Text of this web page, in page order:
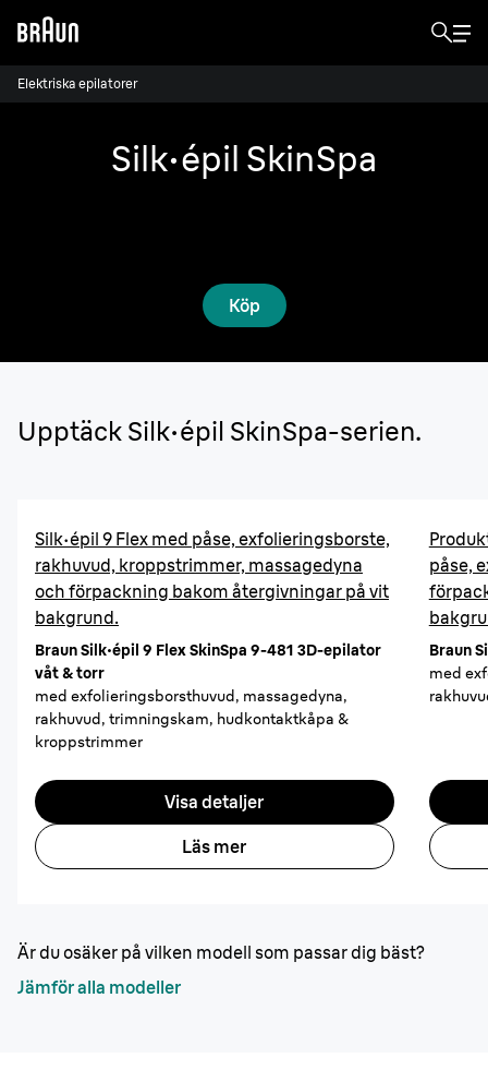
Elektriska epilatorer
Silk·épil SkinSpa
Köp
Upptäck Silk·épil SkinSpa-serien.
Silk·épil 9 Flex med påse, exfolieringsborste,
rakhuvud, kroppstrimmer, massagedyna
och förpackning bakom återgivningar på vit
bakgrund.
Braun Silk·épil 9 Flex SkinSpa 9-481 3D-epilator
våt & torr
med exfolieringsborsthuvud, massagedyna,
rakhuvud, trimningskam, hudkontaktkåpa &
kroppstrimmer
Visa detaljer
Läs mer
påse,
Braun
med
Är du osäker på vilken modell som passar dig bäst?
Jämför alla modeller